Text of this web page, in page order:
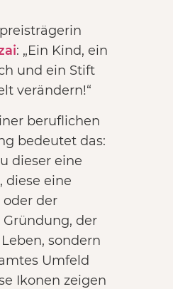
: „Ein Kind, ein
und ein Stift
verändern!“
beruflichen
bedeutet das:
dieser eine
diese eine
der
Gründung, der
sondern
Umfeld
Ikonen zeigen